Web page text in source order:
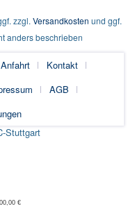
zzgl. Versandkosten und ggf.
anders beschrieben
Anfahrt
Kontakt
AGB
Stuttgart
€